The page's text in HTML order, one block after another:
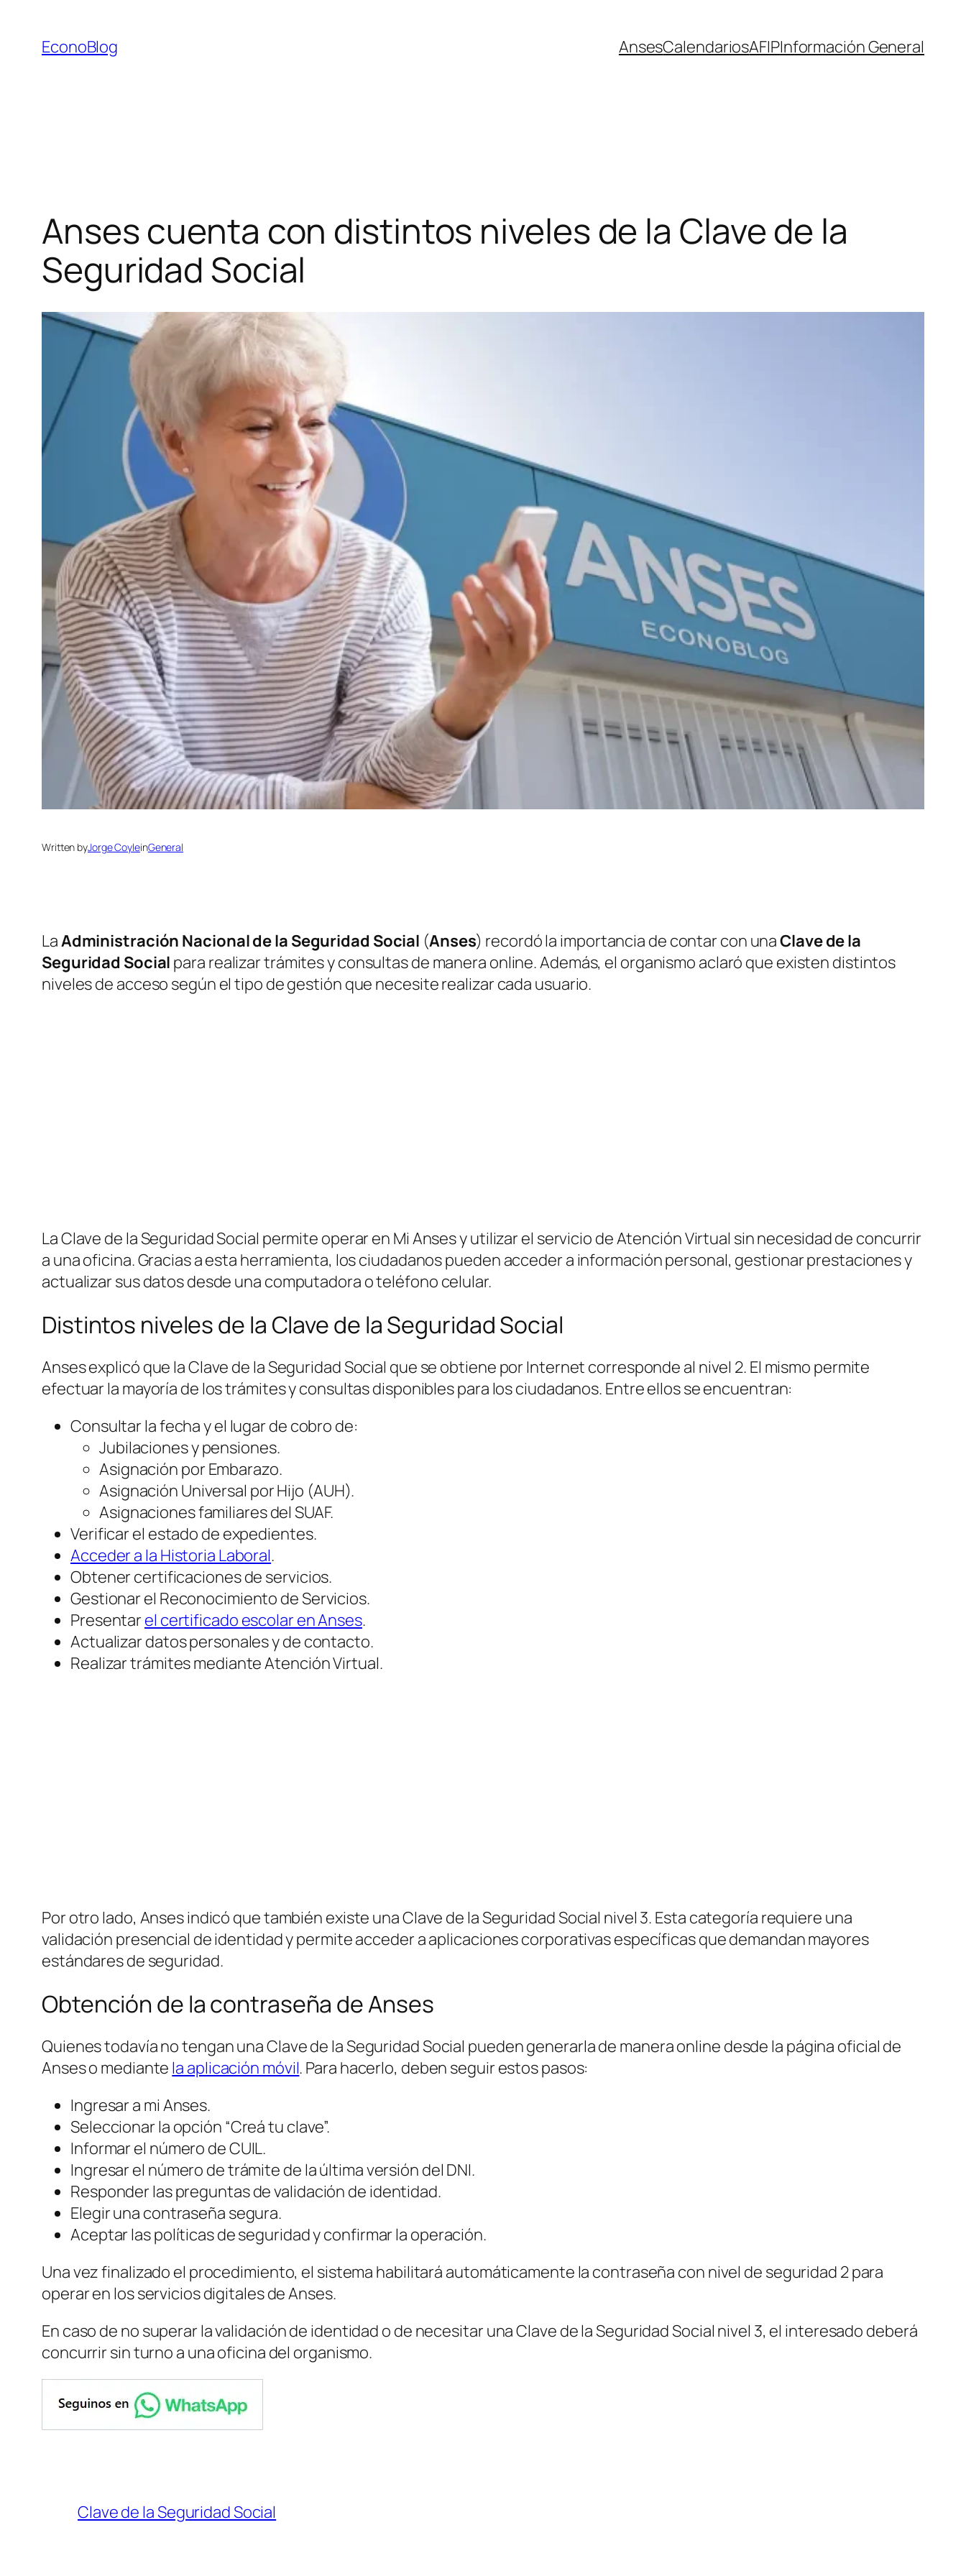
contenido
EconoBlog AnsesCalendariosAFIPInformación General
Anses cuenta con distintos niveles de la Clave de la
Seguridad Social
Written byJorge CoyleinGeneral
LaAdministración Nacional de la Seguridad Social (Anses) recordó la importancia de contar con unaClave de la
Seguridad Social para realizar trámites y consultas de manera online. Además, el organismo aclaró que existen distintos
niveles de acceso según el tipo de gestión que necesite realizar cada usuario.
La Clave de la Seguridad Social permite operar en Mi Anses y utilizar el servicio de Atención Virtual sin necesidad de concurrir
a una oficina. Gracias a esta herramienta, los ciudadanos pueden acceder a información personal, gestionar prestaciones y
actualizar sus datos desde una computadora o teléfono celular.
Distintos niveles de la Clave de la Seguridad Social
Anses explicó que la Clave de la Seguridad Social que se obtiene por Internet corresponde al nivel 2. El mismo permite
efectuar la mayoría de los trámites y consultas disponibles para los ciudadanos. Entre ellos se encuentran:
Consultar la fecha y el lugar de cobro de:
Jubilaciones y pensiones.
Asignación por Embarazo.
Asignación Universal por Hijo (AUH).
Asignaciones familiares del SUAF.
Verificar el estado de expedientes.
Acceder a la Historia Laboral.
Obtener certificaciones de servicios.
Gestionar el Reconocimiento de Servicios.
Presentar el certificado escolar en Anses.
Actualizar datos personales y de contacto.
Realizar trámites mediante Atención Virtual.
Por otro lado, Anses indicó que también existe una Clave de la Seguridad Social nivel 3. Esta categoría requiere una
validación presencial de identidad y permite acceder a aplicaciones corporativas específicas que demandan mayores
estándares de seguridad.
Obtención de la contraseña de Anses
Quienes todavía no tengan una Clave de la Seguridad Social pueden generarla de manera online desde la página oficial de
Anses o mediante la aplicación móvil. Para hacerlo, deben seguir estos pasos:
Ingresar a mi Anses.
Seleccionar la opción “Creá tu clave”.
Informar el número de CUIL.
Ingresar el número de trámite de la última versión del DNI.
Responder las preguntas de validación de identidad.
Elegir una contraseña segura.
Aceptar las políticas de seguridad y confirmar la operación.
Una vez finalizado el procedimiento, el sistema habilitará automáticamente la contraseña con nivel de seguridad 2 para
operar en los servicios digitales de Anses.
En caso de no superar la validación de identidad o de necesitar una Clave de la Seguridad Social nivel 3, el interesado deberá
concurrir sin turno a una oficina del organismo.
Clave de la Seguridad Social